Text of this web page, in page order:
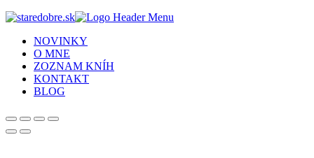
NOVINKY
O MNE
ZOZNAM KNÍH
KONTAKT
BLOG